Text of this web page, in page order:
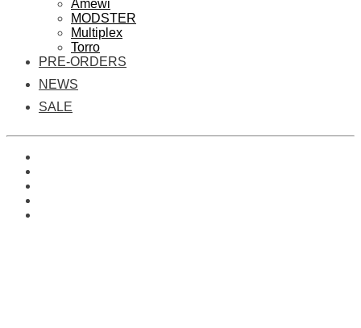
Amewi
MODSTER
Multiplex
Torro
PRE-ORDERS
NEWS
SALE